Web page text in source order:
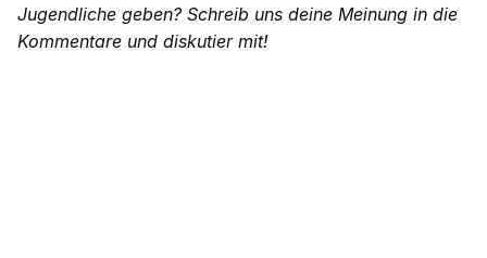
Jugendliche geben? Schreib uns deine Meinung in die
Kommentare und diskutier mit!